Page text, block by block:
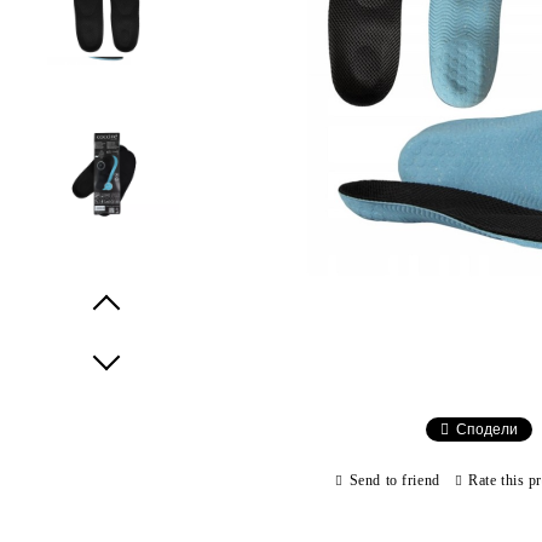
Сподели
Send to friend Rate this